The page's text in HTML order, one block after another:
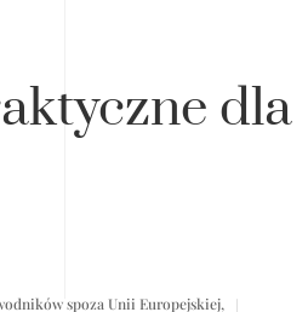
dla
spoza Unii Europejskiej,